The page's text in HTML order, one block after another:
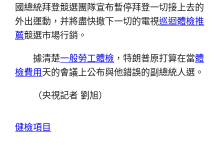
國總統拜登競選團隊宣布暫停拜登一切接上去的
外出運動，并將盡快撤下一切的電視巡迴體檢推
薦競選市場行銷。
據清楚一般勞工體檢 ，特朗普原打算在當體
檢費用天的會議上公布與他錯誤的副總統人選。
（央視記者 劉旭）
健檢項目